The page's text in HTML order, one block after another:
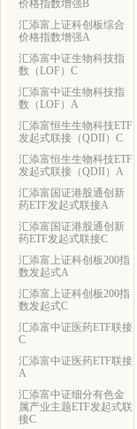
价格指数增强B
汇添富上证科创板综合
价格指数增强A
汇添富中证生物科技指
数（LOF）C
汇添富中证生物科技指
数（LOF）A
汇添富恒生生物科技ETF
发起式联接（QDII）C
汇添富恒生生物科技ETF
发起式联接（QDII）A
汇添富国证港股通创新
药ETF发起式联接A
汇添富国证港股通创新
药ETF发起式联接C
汇添富上证科创板200指
数发起式A
汇添富上证科创板200指
数发起式C
汇添富中证医药ETF联接
C
汇添富中证医药ETF联接
A
汇添富中证细分有色金
属产业主题ETF发起式联
接C